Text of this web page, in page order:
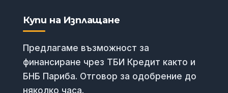
Купи на Изплащане
Предлагаме възможност за
финансиране чрез ТБИ Кредит както и
БНБ Париба. Отговор за одобрение до
няколко часа.